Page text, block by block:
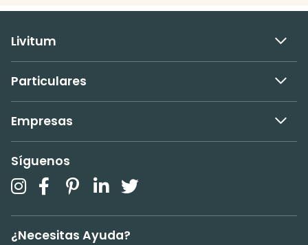
Livitum
Particulares
Empresas
Síguenos
¿Necesitas Ayuda?